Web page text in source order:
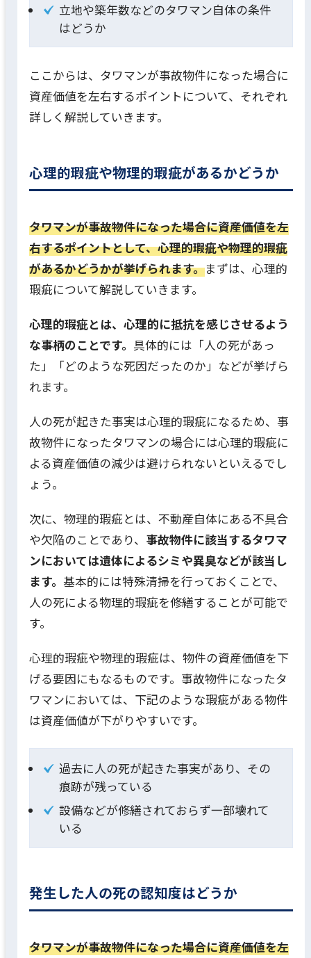
立地や築年数などのタワマン自体の条件
はどうか
ここからは、タワマンが事故物件になった場合に
資産価値を左右するポイントについて、それぞれ
詳しく解説していきます。
心理的瑕疵や物理的瑕疵があるかどうか
タワマンが事故物件になった場合に資産価値を左
右するポイントとして、心理的瑕疵や物理的瑕疵
があるかどうかが挙げられます。まずは、心理的
瑕疵について解説していきます。
心理的瑕疵とは、心理的に抵抗を感じさせるよう
な事柄のことです。 具体的には「人の死があっ
た」「どのような死因だったのか」などが挙げら
れます。
人の死が起きた事実は心理的瑕疵になるため、事
故物件になったタワマンの場合には心理的瑕疵に
よる資産価値の減少は避けられないといえるでし
ょう。
次に、物理的瑕疵とは、不動産自体にある不具合
や欠陥のことであり、 事故物件に該当するタワマ
ンにおいては遺体によるシミや異臭などが該当し
ます。 基本的には特殊清掃を行っておくことで、
人の死による物理的瑕疵を修繕することが可能で
す。
心理的瑕疵や物理的瑕疵は、物件の資産価値を下
げる要因にもなるものです。事故物件になったタ
ワマンにおいては、下記のような瑕疵がある物件
は資産価値が下がりやすいです。
過去に人の死が起きた事実があり、その
痕跡が残っている
設備などが修繕されておらず一部壊れて
いる
発生した人の死の認知度はどうか
タワマンが事故物件になった場合に資産価値を左